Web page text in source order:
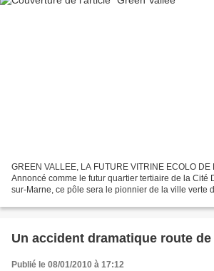
GREEN VALLEE, LA FUTURE VITRINE ECOLO
Annoncé comme le futur quartier tertiaire de la Cité
sur-Marne, ce pôle sera le pionnier de la ville verte
Un accident dramatique route
Publié le 08/01/2010 à 17:12